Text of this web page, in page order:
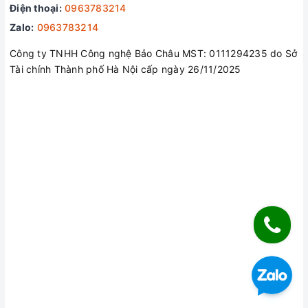
Điện thoại: 0963783214
Zalo: 0963783214
Công ty TNHH Công nghệ Bảo Châu MST: 0111294235 do Sở
Tài chính Thành phố Hà Nội cấp ngày 26/11/2025